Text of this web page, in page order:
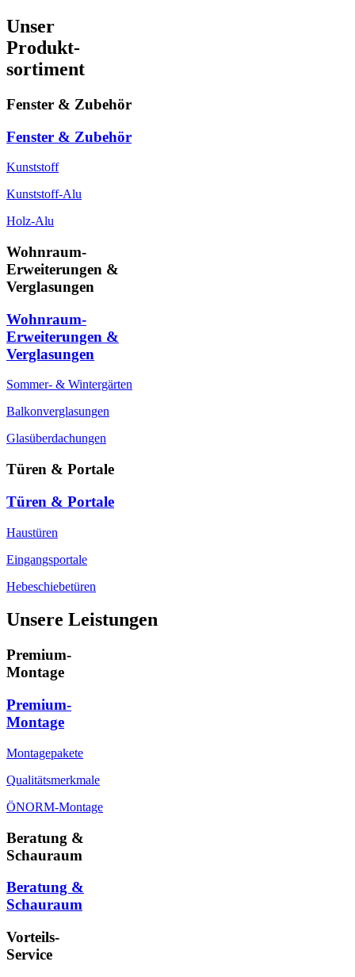
Unser
Produkt-
sortiment
Fenster & Zubehör
Fenster & Zubehör
Kunststoff
Kunststoff-Alu
Holz-Alu
Wohnraum-
Erweiterungen &
Verglasungen
Wohnraum-
Erweiterungen &
Verglasungen
Sommer- & Wintergärten
Balkonverglasungen
Glasüberdachungen
Türen & Portale
Türen & Portale
Haustüren
Eingangsportale
Hebeschiebetüren
Unsere Leistungen
Premium-
Montage
Premium-
Montage
Montagepakete
Qualitätsmerkmale
ÖNORM-Montage
Beratung &
Schauraum
Beratung &
Schauraum
Vorteils-
Service